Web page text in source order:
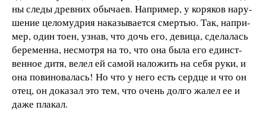
ны сле­ды древ­них обы­ча­ев. На­при­мер, у ко­ря­ков на­ру­
ше­ние це­ло­му­д­рия на­ка­зы­ва­ет­ся смер­тью. Так, на­при­
мер, один то­ен, уз­нав, что дочь его, де­ви­ца, сде­ла­лась
бе­ре­мен­на, не­смо­т­ря на то, что она бы­ла его един­ст­
вен­ное ди­тя, ве­лел ей са­мой на­ло­жить на се­бя ру­ки, и
она по­ви­но­ва­лась! Но что у не­го есть серд­це и что он
отец, он до­ка­зал это тем, что очень дол­го жа­лел ее и
да­же пла­кал.